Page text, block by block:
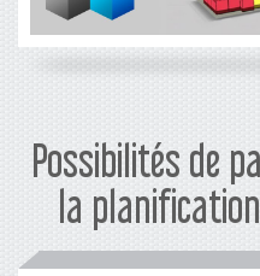
Possibilités de
la